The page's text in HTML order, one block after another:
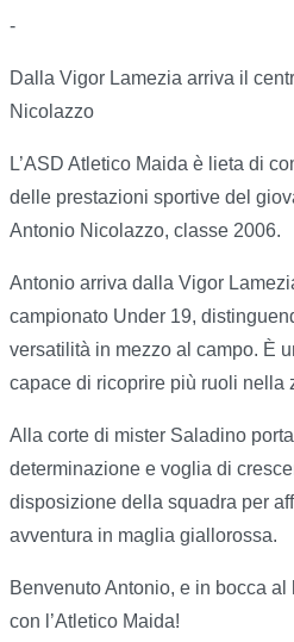
-
Dalla Vigor Lamezia arriva il
Nicolazzo
L’ASD Atletico Maida è lieta di
delle prestazioni sportive del
Antonio Nicolazzo, classe 2006.
Antonio arriva dalla Vigor
campionato Under 19,
versatilità in mezzo al campo. È
capace di ricoprire più ruoli nella
Alla corte di mister Saladino
determinazione e voglia di
disposizione della squadra per
avventura in maglia giallorossa.
Benvenuto Antonio, e in bocca
con l’Atletico Maida!